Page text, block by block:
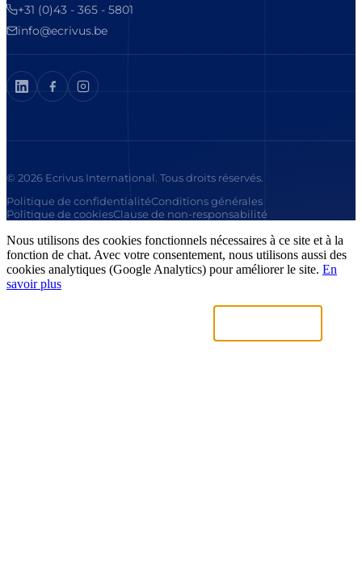
+31 (0)43 - 365 - 5801
info@ecrivus.be
© 2026 Ecrivus International. Tous droits réservés.
Politique de confidentialitéConditions générales
Politique de cookiesClause de non-responsabilité
Nous utilisons des cookies fonctionnels nécessaires à ce site et à la
fonction de chat. Avec votre consentement, nous utilisons aussi des
cookies analytiques (Google Analytics) pour améliorer le site. En
savoir plus